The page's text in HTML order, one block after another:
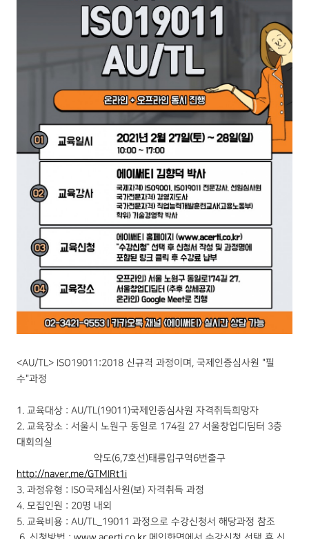
<AU/TL> ISO19011:2018 신규격 과정이며, 국제인증심사원 "필
수"과정
1. 교육대상 : AU/TL(19011)국제인증심사원 자격취득희망자
2. 교육장소 : 서울시 노원구 동일로 174길 27 서울창업디딤터 3층
대회의실
약도(6,7호선)태릉입구역6번출구
http://naver.me/GTMIRt1i
3. 과정유형 : ISO국제심사원(보) 자격취득 과정
4. 모집인원 : 20명 내외
5. 교육비용 : AU/TL_19011 과정으로 수강신청서 해당과정 참조